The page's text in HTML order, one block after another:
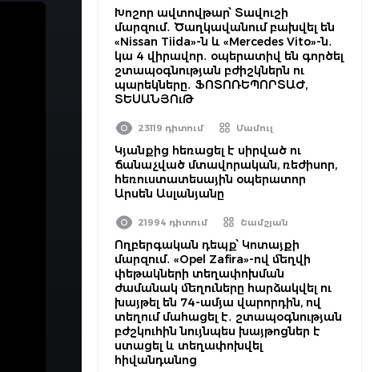
Խոշոր ավտովթար՝ Տավուշի
մարզում․ Ծաղկավանում բախվել են
«Nissan Tiida»-ն և «Mercedes Vito»-ն․
կա 4 վիրավոր․ օպերատիվ են գործել
շտապօգնության բժիշկներն ու
պարեկները․ ՖՈՏՈՌԵՊՈՐՏԱԺ,
ՏԵՍԱՆՅՈւԹ
23119 դիտում Մամուլ
Կյանքից հեռացել է սիրված ու
ճանաչված մտավորական, ռեժիսոր,
հեռուստատեսային օպերատոր
Արսեն Ասլանյանը
21994 դիտում Շամշյան
Ողբերգական դեպք՝ Կոտայքի
մարզում․ «Opel Zafira»-ով մեղվի
փեթակների տեղափոխման
ժամանակ մեղուները հարձակվել ու
խայթել են 74-ամյա վարորդին, ով
տեղում մահացել է․ շտապօգնության
բժշկուհին նույնպես խայթոցներ է
ստացել և տեղափոխվել
հիվանդանոց